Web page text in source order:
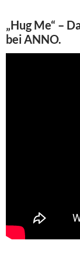
„Hug Me“ –
bei ANNO.